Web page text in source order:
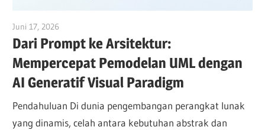
Juni 17, 2026
Dari Prompt ke Arsitektur:
Mempercepat Pemodelan UML dengan
AI Generatif Visual Paradigm
Pendahuluan Di dunia pengembangan perangkat lunak
yang dinamis, celah antara kebutuhan abstrak dan